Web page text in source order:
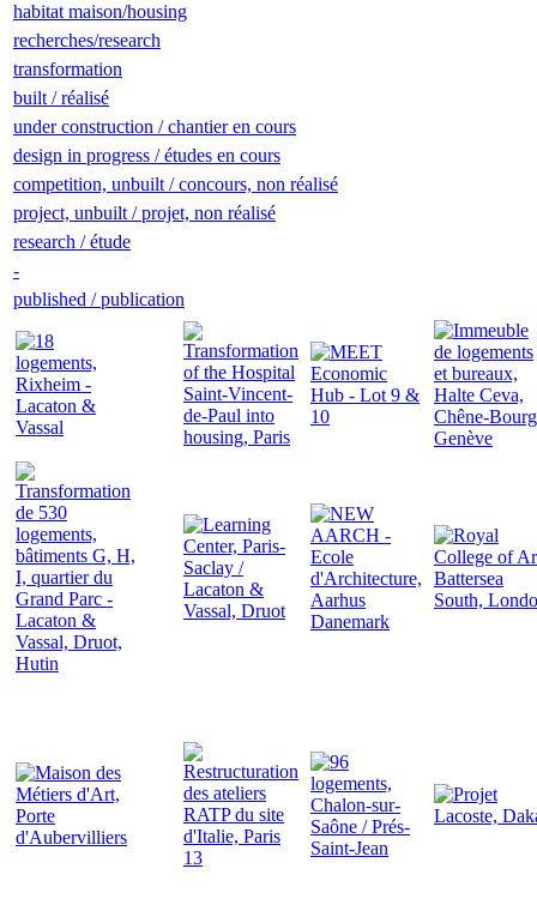
habitat maison/housing
recherches/research
transformation
built / réalisé
under construction / chantier en cours
design in progress / études en cours
competition, unbuilt / concours, non réalisé
project, unbuilt / projet, non réalisé
research / étude
-
published / publication